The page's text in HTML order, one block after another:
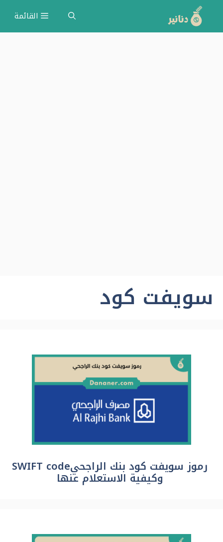
انتقل
إلى
القائمة
سويفت كود
رموز سويفت كود بنك الراجحيSWIFT code
وكيفية الاستعلام عنها